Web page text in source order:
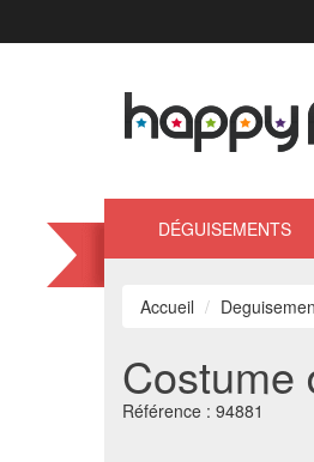
DÉGUISEMENTS
Accueil
Costume
Référence : 94881